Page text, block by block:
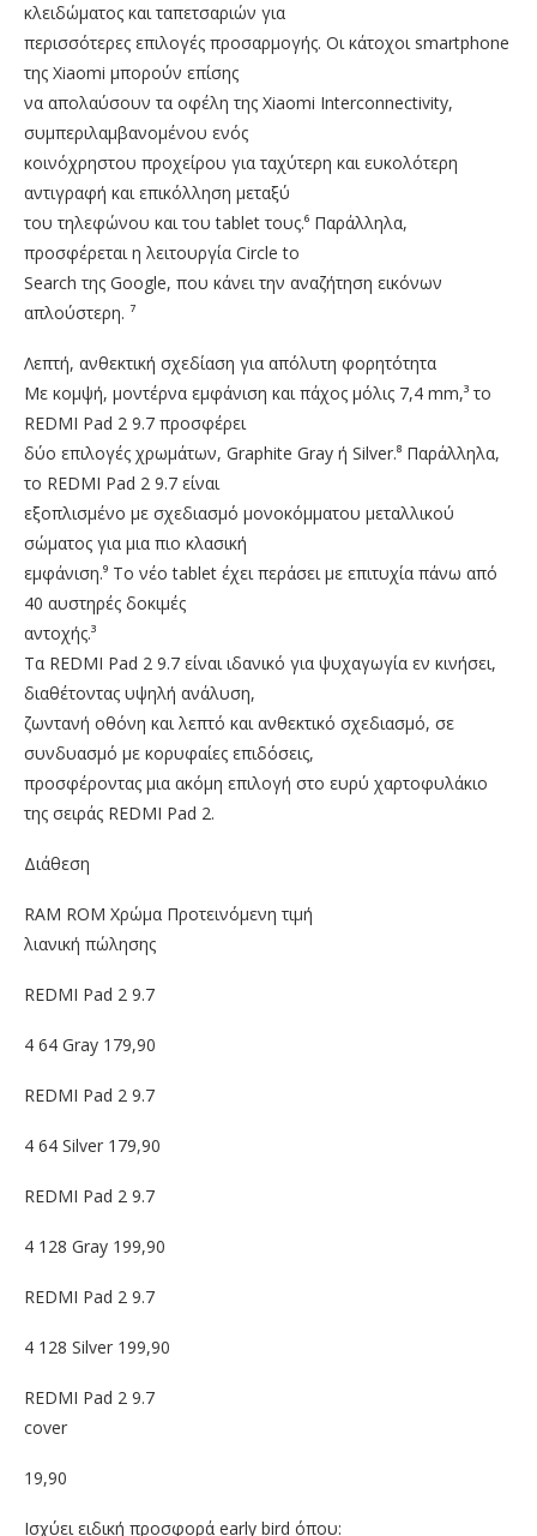
κλειδώματος και ταπετσαριών για
περισσότερες επιλογές προσαρμογής. Οι κάτοχοι smartphone
της Xiaomi μπορούν επίσης
να απολαύσουν τα οφέλη της Xiaomi Interconnectivity,
συμπεριλαμβανομένου ενός
κοινόχρηστου προχείρου για ταχύτερη και ευκολότερη
αντιγραφή και επικόλληση μεταξύ
του τηλεφώνου και του tablet τους.⁶ Παράλληλα,
προσφέρεται η λειτουργία Circle to
Search της Google, που κάνει την αναζήτηση εικόνων
απλούστερη. ⁷
Λεπτή, ανθεκτική σχεδίαση για απόλυτη φορητότητα
Με κομψή, μοντέρνα εμφάνιση και πάχος μόλις 7,4 mm,³ το
REDMI Pad 2 9.7 προσφέρει
δύο επιλογές χρωμάτων, Graphite Gray ή Silver.⁸ Παράλληλα,
το REDMI Pad 2 9.7 είναι
εξοπλισμένο με σχεδιασμό μονοκόμματου μεταλλικού
σώματος για μια πιο κλασική
εμφάνιση.⁹ Το νέο tablet έχει περάσει με επιτυχία πάνω από
40 αυστηρές δοκιμές
αντοχής.³
Τα REDMI Pad 2 9.7 είναι ιδανικό για ψυχαγωγία εν κινήσει,
διαθέτοντας υψηλή ανάλυση,
ζωντανή οθόνη και λεπτό και ανθεκτικό σχεδιασμό, σε
συνδυασμό με κορυφαίες επιδόσεις,
προσφέροντας μια ακόμη επιλογή στο ευρύ χαρτοφυλάκιο
της σειράς REDMI Pad 2.
Διάθεση
RAM ROM Χρώμα Προτεινόμενη τιμή
λιανική πώλησης
REDMI Pad 2 9.7
4 64 Gray 179,90
REDMI Pad 2 9.7
4 64 Silver 179,90
REDMI Pad 2 9.7
4 128 Gray 199,90
REDMI Pad 2 9.7
4 128 Silver 199,90
REDMI Pad 2 9.7
cover
19,90
Ισχύει ειδική προσφορά early bird όπου: